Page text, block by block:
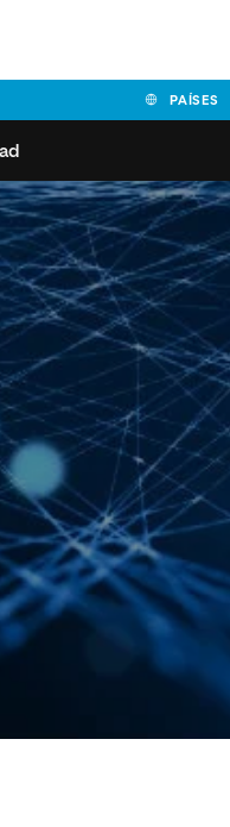
PAÍSES
COLOMBIA
EL SALVADOR
HONDURAS
NICARAGUA
PERÚ
VENEZUELA
de estudiantesActualidad